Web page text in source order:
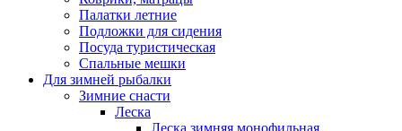
Палатки летние
Подложки для сидения
Посуда туристическая
Спальные мешки
Для зимней рыбалки
Зимние снасти
Леска
Леска зимняя монофильная